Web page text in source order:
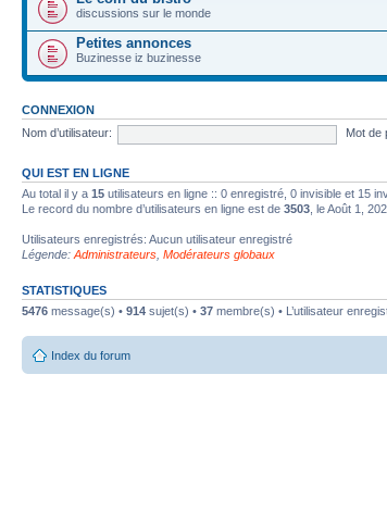
discussions sur le monde
Petites annonces
Buzinesse iz buzinesse
CONNEXION
Nom d’utilisateur:
Mot de
QUI EST EN LIGNE
Au total il y a 15 utilisateurs en ligne :: 0 enregistré, 0 invisible et 15
Le record du nombre d’utilisateurs en ligne est de 3503 , le Août 1,
Utilisateurs enregistrés: Aucun utilisateur enregistré
Légende: Administrateurs Modérateurs globaux
STATISTIQUES
5476 message(s) • 914 sujet(s) • 37 membre(s) • L’utilisateur
Index du forum